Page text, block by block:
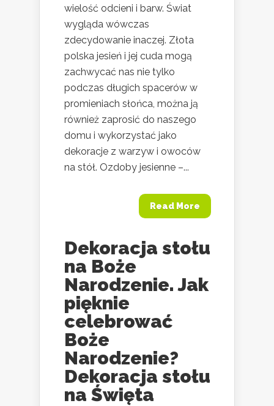
wielość odcieni i barw. Świat
wygląda wówczas
zdecydowanie inaczej. Złota
polska jesień i jej cuda mogą
zachwycać nas nie tylko
podczas długich spacerów w
promieniach słońca, można ją
również zaprosić do naszego
domu i wykorzystać jako
dekoracje z warzyw i owoców
na stół. Ozdoby jesienne –...
Read More
Dekoracja stołu
na Boże
Narodzenie. Jak
pięknie
celebrować
Boże
Narodzenie?
Dekoracja stołu
na Święta